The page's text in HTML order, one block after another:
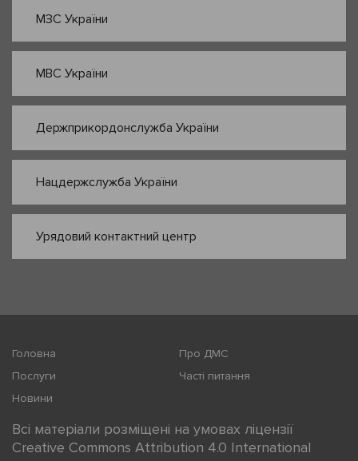
МЗС України
МВС України
Держприкордонслужба України
Нацдержслужба України
Урядовий контактний центр
Головна
Про ДМС
Послуги
Часті питання
Новини
Всі матеріали розміщені на умовах ліцензії
Creative Commons Attribution 4.0 International